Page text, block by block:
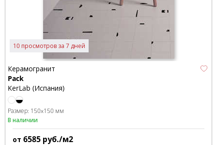
10 просмотров за 7 дней
Керамогранит
Pack
KerLab (Испания)
Размер: 150x150 мм
В наличии
от 6585 руб./м2